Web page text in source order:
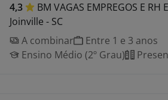
4,3 BM VAGAS EMPREGOS E RH
Joinville - SC
A combinar
Entre 1 e 3 anos
Ensino Médio (2º Grau)